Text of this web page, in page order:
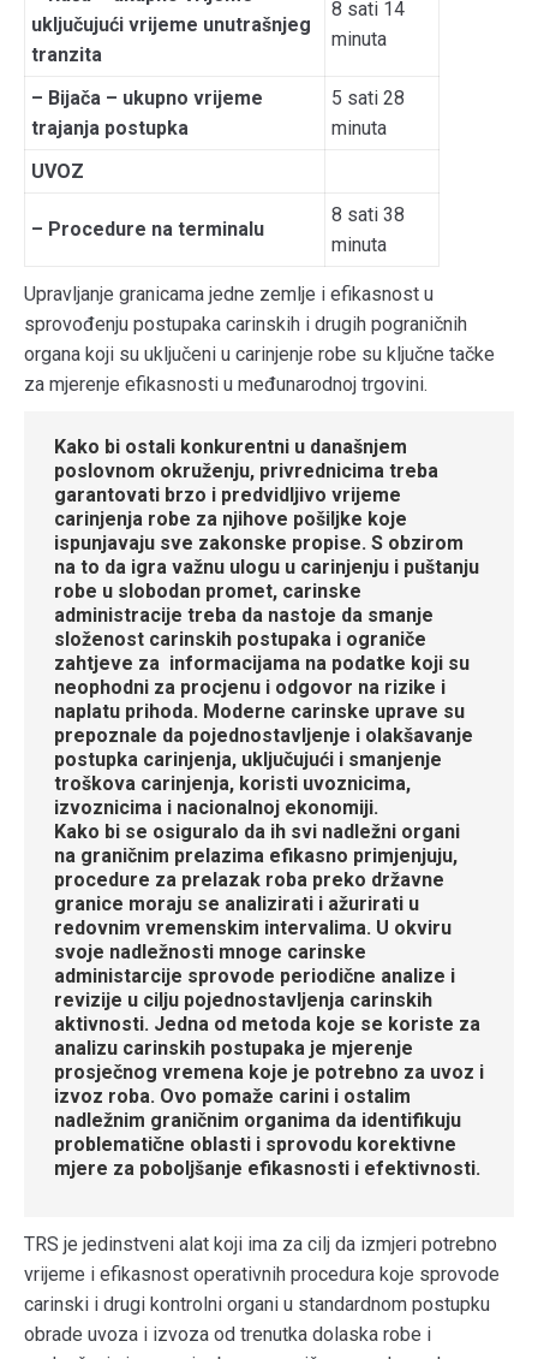
uključujući vrijeme unutrašnjeg
tranzita
8 sati 14
minuta
– Bijača – ukupno vrijeme
trajanja postupka
5 sati 28
minuta
UVOZ
– Procedure na terminalu
8 sati 38
minuta
Upravljanje granicama jedne zemlje i efikasnost u
sprovođenju postupaka carinskih i drugih pograničnih
organa koji su uključeni u carinjenje robe su ključne tačke
za mjerenje efikasnosti u međunarodnoj trgovini.
Kako bi ostali konkurentni u današnjem
poslovnom okruženju, privrednicima treba
garantovati brzo i predvidljivo vrijeme
carinjenja robe za njihove pošiljke koje
ispunjavaju sve zakonske propise. S obzirom
na to da igra važnu ulogu u carinjenju i puštanju
robe u slobodan promet, carinske
administracije treba da nastoje da smanje
složenost carinskih postupaka i ograniče
zahtjeve za informacijama na podatke koji su
neophodni za procjenu i odgovor na rizike i
naplatu prihoda. Moderne carinske uprave su
prepoznale da pojednostavljenje i olakšavanje
postupka carinjenja, uključujući i smanjenje
troškova carinjenja, koristi uvoznicima,
izvoznicima i nacionalnoj ekonomiji.
Kako bi se osiguralo da ih svi nadležni organi
na graničnim prelazima efikasno primjenjuju,
procedure za prelazak roba preko državne
granice moraju se analizirati i ažurirati u
redovnim vremenskim intervalima. U okviru
svoje nadležnosti mnoge carinske
administarcije sprovode periodične analize i
revizije u cilju pojednostavljenja carinskih
aktivnosti. Jedna od metoda koje se koriste za
analizu carinskih postupaka je mjerenje
prosječnog vremena koje je potrebno za uvoz i
izvoz roba. Ovo pomaže carini i ostalim
nadležnim graničnim organima da identifikuju
problematične oblasti i sprovodu korektivne
mjere za poboljšanje efikasnosti i efektivnosti.
TRS jе jеdinstvеni alat koji ima za cilj da izmjеri potrеbno
vrijеmе i еfikasnost opеrativnih procеdura kojе sprovodе
carinski i drugi kontrolni organi u standardnom postupku
obradе uvoza i izvoza od trеnutka dolaska robе i